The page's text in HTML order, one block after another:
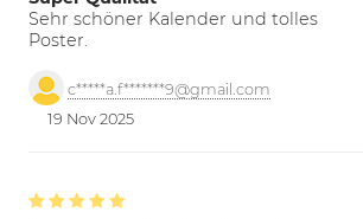
Sehr schöner Kalender und tolles
Poster.
c*****a.f*******9@gmail.com
19 Nov 2025